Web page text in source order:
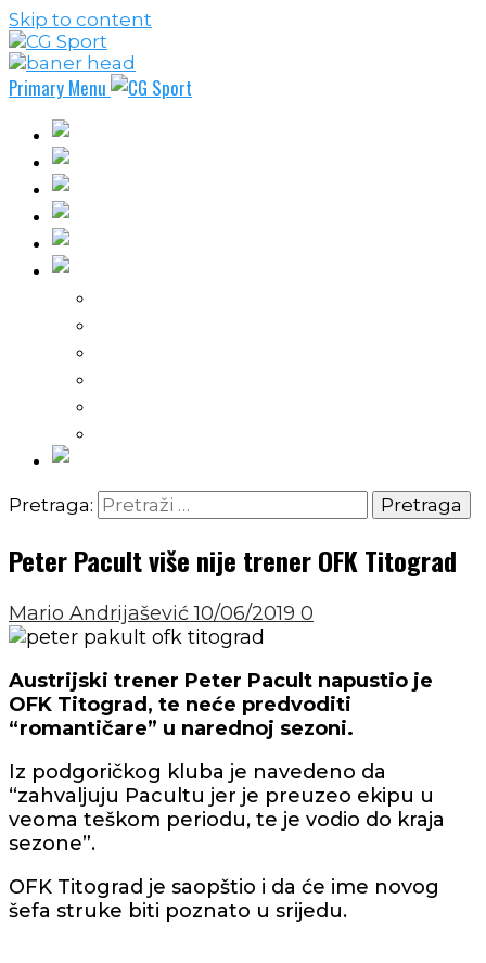
Skip to content
Primary Menu
Pretraga:
Peter Pacult više nije trener OFK Titograd
Mario Andrijašević10/06/2019 0
Austrijski trener Peter Pacult napustio je
OFK Titograd, te neće predvoditi
“romantičare” u narednoj sezoni.
Iz podgoričkog kluba je navedeno da
“zahvaljuju Pacultu jer je preuzeo ekipu u
veoma teškom periodu, te je vodio do kraja
sezone”.
OFK Titograd je saopštio i da će ime novog
šefa struke biti poznato u srijedu.